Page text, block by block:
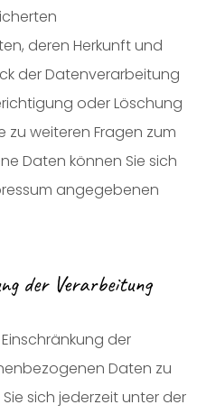
deren Herkunft und
der Datenverarbeitung
oder Löschung
zu weiteren Fragen zum
Daten können Sie sich
angegebenen
der Verarbeitung
der
Daten zu
sich jederzeit unter der